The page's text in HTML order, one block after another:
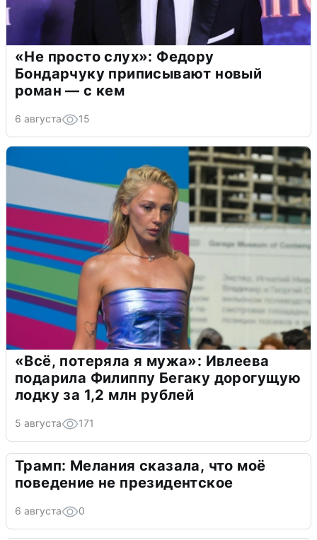
«Не просто слух»: Федору
Бондарчуку приписывают новый
роман — с кем
6 августа 15
«Всё, потеряла я мужа»: Ивлеева
подарила Филиппу Бегаку дорогущую
лодку за 1,2 млн рублей
5 августа 171
Трамп: Мелания сказала, что моё
поведение не президентское
6 августа 0